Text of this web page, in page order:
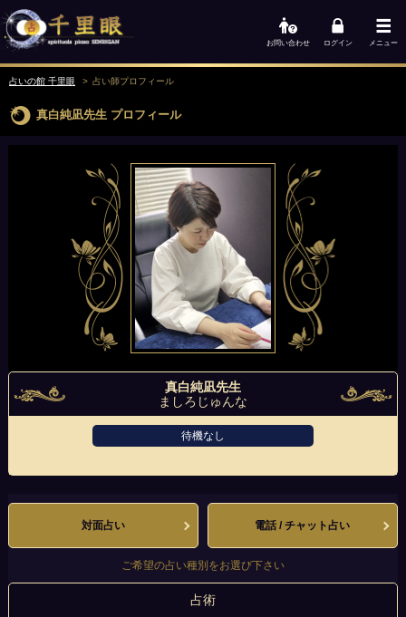
お問い合わせ ログイン メニュー
占いの館 千里眼 占い師プロフィール
真白純凪先生 プロフィール
真白純凪先生
ましろじゅんな
待機なし
対面占い 電話 / チャット占い
ご希望の占い種別をお選び下さい
占術